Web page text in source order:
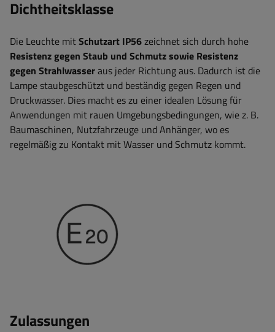
Dichtheitsklasse
Die Leuchte mitSchutzart IP56zeichnet sich durch hohe
Resistenz gegen Staub und Schmutz sowie Resistenz
gegen Strahlwasseraus jeder Richtung aus. Dadurch ist die
Lampe staubgeschützt und beständig gegen Regen und
Druckwasser. Dies macht es zu einer idealen Lösung für
Anwendungen mit rauen Umgebungsbedingungen, wie z. B.
Baumaschinen, Nutzfahrzeuge und Anhänger, wo es
regelmäßig zu Kontakt mit Wasser und Schmutz kommt.
Zulassungen